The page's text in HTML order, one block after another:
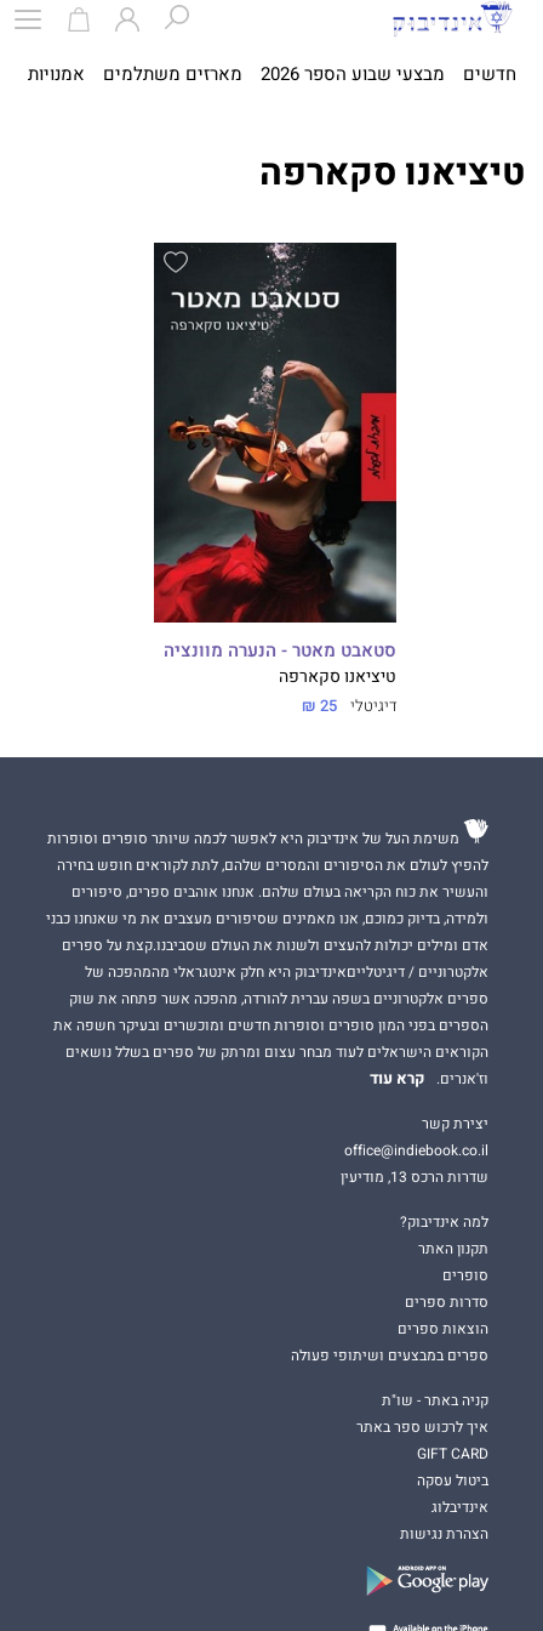
חדשים מבצעי שבוע הספר 2026 מארזים משתלמים אמנויות
טיציאנו סקארפה
סטאבט מאטר - הנערה מוונציה
טיציאנו סקארפה
דיגיטלי 25 ₪
משימת העל של אינדיבוק היא לאפשר לכמה שיותר סופרים וסופרות
להפיץ לעולם את הסיפורים והמסרים שלהם, לתת לקוראים חופש בחירה
והעשיר את כוח הקריאה בעולם שלהם. אנחנו אוהבים ספרים, סיפורים
ולמידה, בדיוק כמוכם, אנו מאמינים שסיפורים מעצבים את מי שאנחנו כבני
אדם ומילים יכולות להעצים ולשנות את העולם שסביבנו.קצת על ספרים
אלקטרוניים / דיגיטלייםאינדיבוק היא חלק אינטגראלי מהמהפכה של
ספרים אלקטרוניים בשפה עברית להורדה, מהפכה אשר פתחה את שוק
הספרים בפני המון סופרים וסופרות חדשים ומוכשרים ובעיקר חשפה את
הקוראים הישראלים לעוד מבחר עצום ומרתק של ספרים בשלל נושאים
וז'אנרים.
קרא עוד
יצירת קשר
office@indiebook.co.il
שדרות הרכס 13, מודיעין
למה אינדיבוק?
תקנון האתר
סופרים
סדרות ספרים
הוצאות ספרים
ספרים במבצעים ושיתופי פעולה
קניה באתר - שו"ת
איך לרכוש ספר באתר
GIFT CARD
ביטול עסקה
אינדיבלוג
הצהרת נגישות